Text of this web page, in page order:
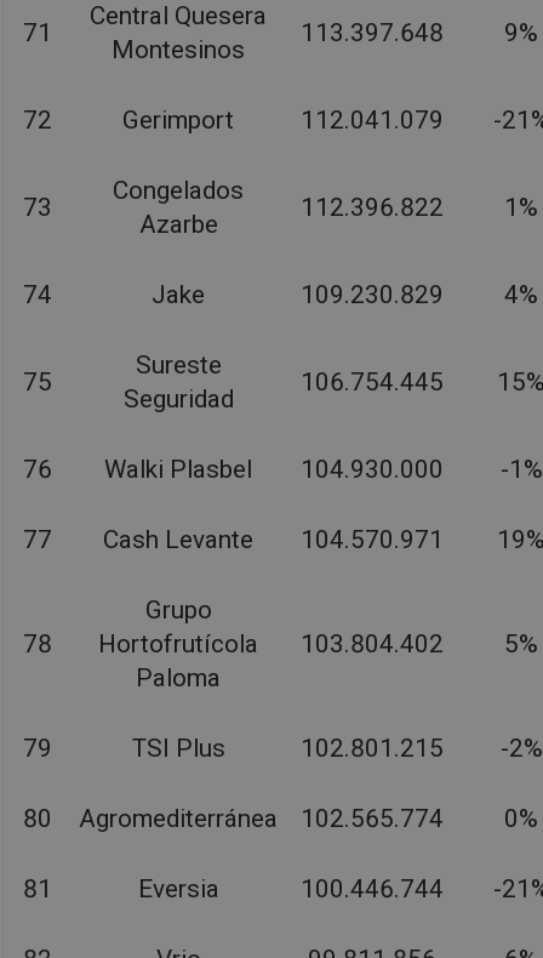
71
Central Quesera
Montesinos
113.397.648 9%
72 Gerimport 112.041.079 -
73
Congelados
Azarbe
112.396.822 1%
74 Jake 109.230.829 4%
75
Sureste
Seguridad
106.754.445
76 Walki Plasbel 104.930.000 -1%
77 Cash Levante 104.570.971
78
Grupo
Hortofrutícola
Paloma
103.804.402 5%
79 TSI Plus 102.801.215 -2%
80 Agromediterránea 102.565.774 0%
81 Eversia 100.446.744 -